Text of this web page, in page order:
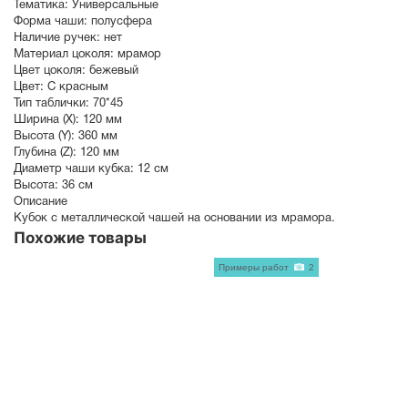
Тематика: Универсальные
Форма чаши: полусфера
Наличие ручек: нет
Материал цоколя: мрамор
Цвет цоколя: бежевый
Цвет: С красным
Тип таблички: 70*45
Ширина (X): 120 мм
Высота (Y): 360 мм
Глубина (Z): 120 мм
Диаметр чаши кубка: 12 см
Высота: 36 см
Описание
Кубок с металлической чашей на основании из мрамора.
Похожие товары
Примеры работ 2